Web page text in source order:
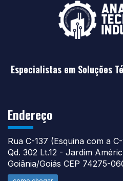
Especialistas em Soluções
Endereço
Rua C-137 (Esquina com a C-
Qd. 302 Lt.12 - Jardim
Goiânia/Goiás CEP 74275-